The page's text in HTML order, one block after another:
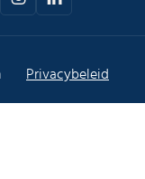
Privacybeleid